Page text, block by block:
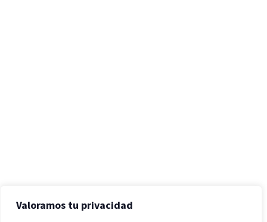
Valoramos tu privacidad